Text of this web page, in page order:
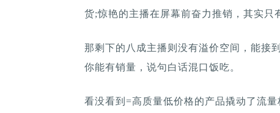
货;惊艳的主播在屏幕前奋力推销，其实只
那剩下的八成主播则没有溢价空间，能接
你能有销量，说句白话混口饭吃。
看没看到=高质量低价格的产品撬动了流量